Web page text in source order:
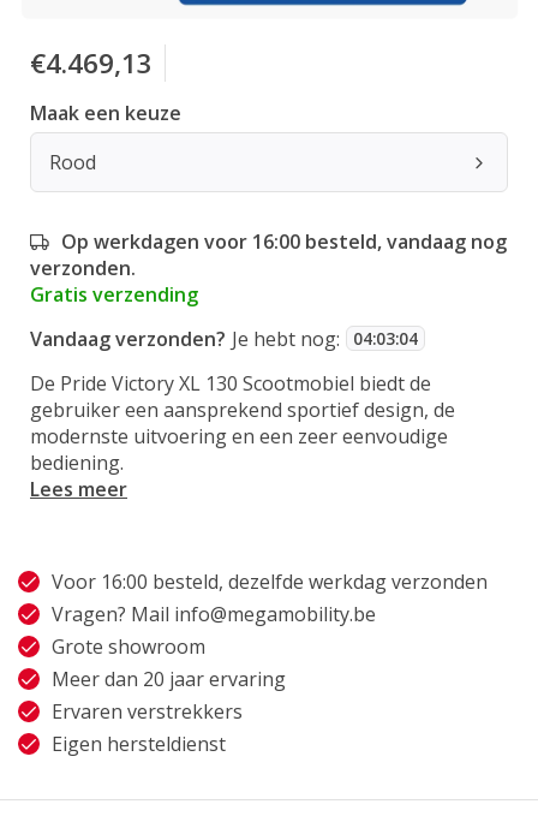
€4.469,13
Maak een keuze
Rood
Op werkdagen voor 16:00 besteld, vandaag nog
verzonden.
Gratis verzending
Vandaag verzonden? Je hebt nog: 04:03:04
De Pride Victory XL 130 Scootmobiel biedt de
gebruiker een aansprekend sportief design, de
modernste uitvoering en een zeer eenvoudige
bediening.
Lees meer
Voor 16:00 besteld, dezelfde werkdag verzonden
Vragen? Mail info@megamobility.be
Grote showroom
Meer dan 20 jaar ervaring
Ervaren verstrekkers
Eigen hersteldienst